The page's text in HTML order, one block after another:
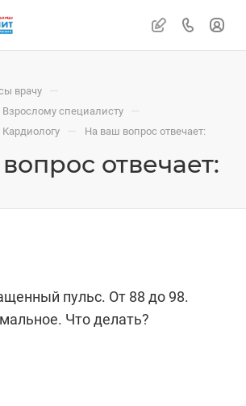
врачу —
специалисту —
— На ваш вопрос отвечает:
отвечает:
пульс. От 88 до 98.
Что делать?